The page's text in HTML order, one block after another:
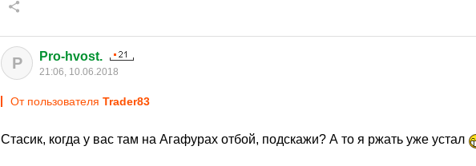
P Pro-hvost.
21:06, 10.06.2018
От пользователя Trader83
Стасик, когда у вас там на Агафурах отбой, подскажи? А то я ржать уже устал